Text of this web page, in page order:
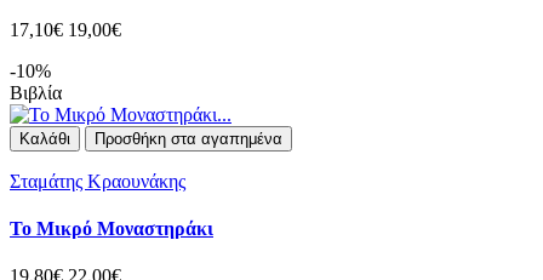
17,10€ 19,00€
-10%
Βιβλία
Καλάθι Προσθήκη στα αγαπημένα
Σταμάτης Κραουνάκης
Το Μικρό Μοναστηράκι